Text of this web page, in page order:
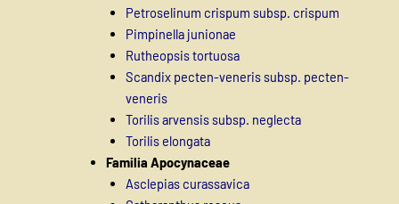
Petroselinum crispum subsp. crispum
Pimpinella junionae
Rutheopsis tortuosa
Scandix pecten-veneris subsp. pecten-
veneris
Torilis arvensis subsp. neglecta
Torilis elongata
Familia Apocynaceae
Asclepias curassavica